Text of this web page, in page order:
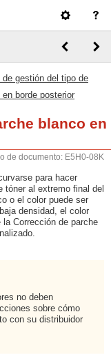
de gestión del tipo de
borde posterior
blanco en
de documento: E5H0-08K
para hacer
tóner al extremo final del
o el color puede ser
densidad, el color
Corrección de parche
no deben
sobre cómo
con su distribuidor